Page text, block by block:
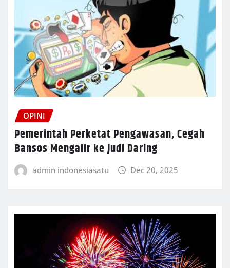
OPINI
Pemerintah Perketat Pengawasan, Cegah
Bansos Mengalir ke Judi Daring
admin indonesiasatu Dec 20, 2025